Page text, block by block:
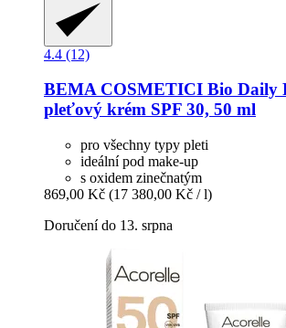
4.4 (12)
BEMA COSMETICI Bio Daily
pleťový krém SPF 30, 50 ml
pro všechny typy pleti
ideální pod make-up
s oxidem zinečnatým
869,00 Kč (17 380,00 Kč / l)
Doručení do 13. srpna